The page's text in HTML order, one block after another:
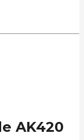
AK420